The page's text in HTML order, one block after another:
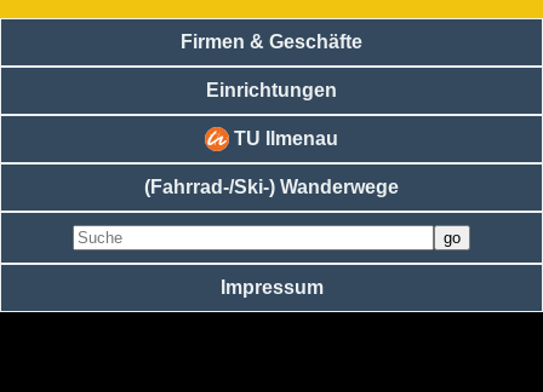
Firmen & Geschäfte
Einrichtungen
TU Ilmenau
(Fahrrad-/Ski-) Wanderwege
Impressum